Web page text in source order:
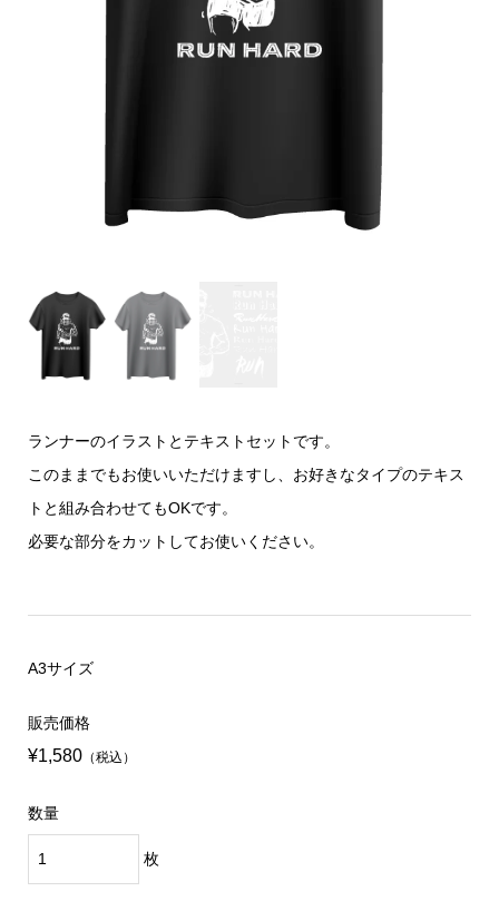
ランナーのイラストとテキストセットです。
このままでもお使いいただけますし、お好きなタイプのテキス
トと組み合わせてもOKです。
必要な部分をカットしてお使いください。
A3サイズ
販売価格
¥1,580（税込）
数量
枚